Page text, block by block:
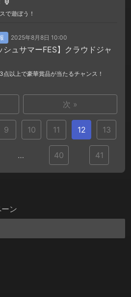
で遊ぼう！
2025年8月8日 10:00
シュサマーFES】クラウドジャ
点以上で豪華賞品が当たるチャンス！
次 »
9 10 11 12 13
… 40 41
ン